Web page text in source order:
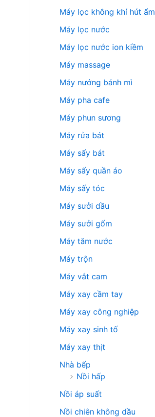
Máy lọc không khí hút ẩm
Máy lọc nước
Máy lọc nước ion kiềm
Máy massage
Máy nướng bánh mì
Máy pha cafe
Máy phun sương
Máy rửa bát
Máy sấy bát
Máy sấy quần áo
Máy sấy tóc
Máy sưởi dầu
Máy sưởi gốm
Máy tăm nước
Máy trộn
Máy vắt cam
Máy xay cầm tay
Máy xay công nghiệp
Máy xay sinh tố
Máy xay thịt
Nhà bếp
Nồi hấp
Nồi áp suất
Nồi chiên không dầu